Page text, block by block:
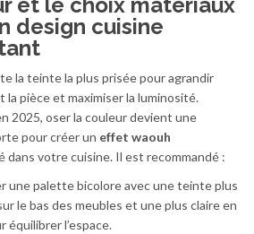
design cuisine
la teinte la plus prisée pour agrandir
la pièce et maximiser la luminosité.
2025, oser la couleur devient une
pour créer un effet waouh
dans votre cuisine. Il est recommandé :
une palette bicolore avec une teinte plus
le bas des meubles et une plus claire en
équilibrer l’espace.